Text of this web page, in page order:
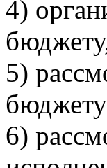
4)
5)
6)